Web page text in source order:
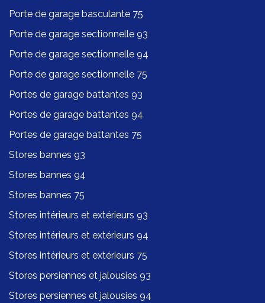
Porte de garage basculante 75
Porte de garage sectionnelle 93
Porte de garage sectionnelle 94
Porte de garage sectionnelle 75
Portes de garage battantes 93
Portes de garage battantes 94
Portes de garage battantes 75
Stores bannes 93
Stores bannes 94
Stores bannes 75
Stores intérieurs et extérieurs 93
Stores intérieurs et extérieurs 94
Stores intérieurs et extérieurs 75
Stores persiennes et jalousies 93
Stores persiennes et jalousies 94